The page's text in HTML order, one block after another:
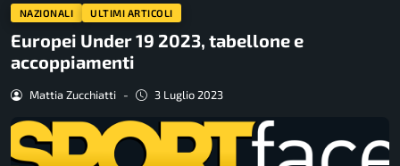
NAZIONALI ULTIMI ARTICOLI
Europei Under 19 2023, tabellone e
accoppiamenti
Mattia Zucchiatti - 3 Luglio 2023